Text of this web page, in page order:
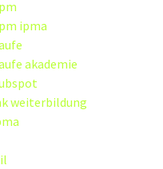
ipma
akademie
weiterbildung